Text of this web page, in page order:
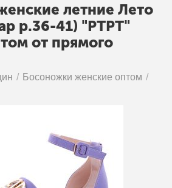
летние Лето
р.36-41) "PTPT"
от прямого
/ Босоножки женские оптом /